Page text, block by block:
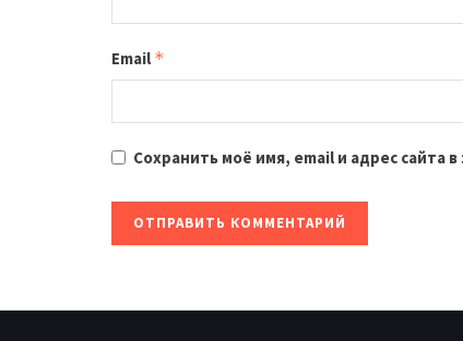
Email *
Сохранить моё имя, email и адрес сайта